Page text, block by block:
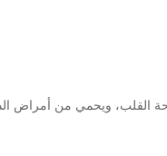
القلب، ويحمي من أمراض